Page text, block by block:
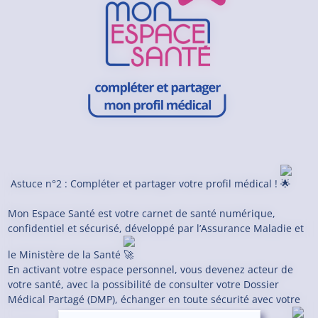
Astuce n°2 : Compléter et partager votre profil médical !
Mon Espace Santé est votre carnet de santé numérique,
confidentiel et sécurisé, développé par l’Assurance Maladie et
le Ministère de la Santé
En activant votre espace personnel, vous devenez acteur de
votre santé, avec la possibilité de consulter votre Dossier
Médical Partagé (DMP), échanger en toute sécurité avec votre